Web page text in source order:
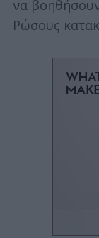
να
Ρώσους